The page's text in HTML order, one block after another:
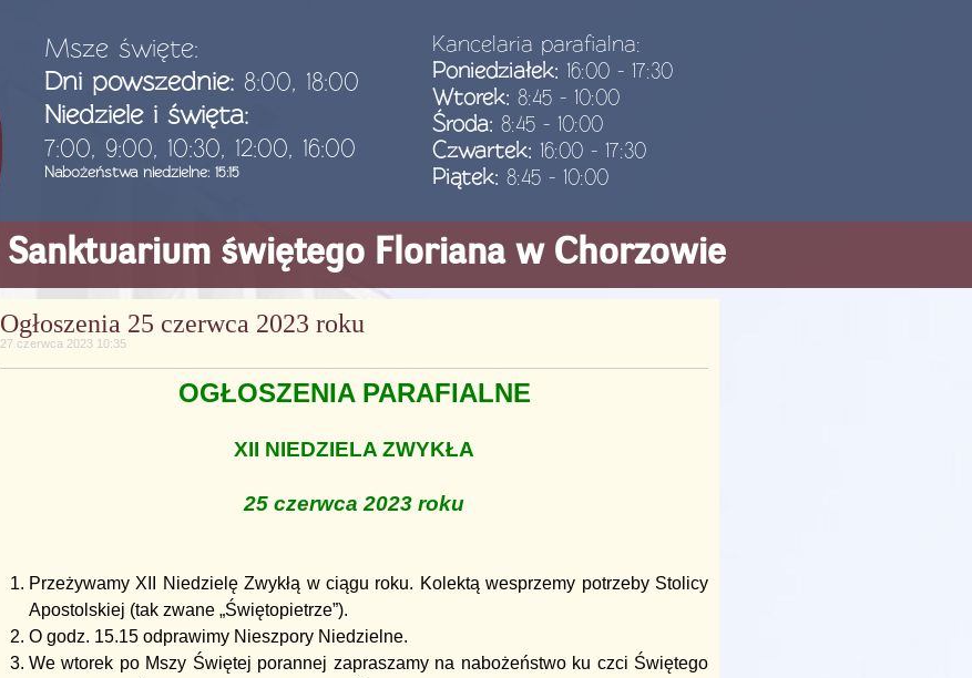
Msze święte:
Dni powszednie: 8:00, 18:00
Niedziele i święta:
7:00, 9:00, 10:30, 12:00, 16:00
Nabożeństwa niedzielne: 15:15
Kancelaria parafialna:
Poniedziałek: 16:00 - 17:30
Wtorek: 8:45 - 10:00
Środa: 8:45 - 10:00
Czwartek: 16:00 - 17:30
Piątek: 8:45 - 10:00
Sanktuarium świętego Floriana w Chorzowie
Ogłoszenia 25 czerwca 2023 roku
27 czerwca 2023 10:35
OGŁOSZENIA PARAFIALNE
XII NIEDZIELA ZWYKŁA
25 czerwca 2023 roku
Przeżywamy XII Niedzielę Zwykłą w ciągu roku. Kolektą wesprzemy potrzeby Stolicy
Apostolskiej (tak zwane „Świętopietrze”).
O godz. 15.15 odprawimy Nieszpory Niedzielne.
We wtorek po Mszy Świętej porannej zapraszamy na nabożeństwo ku czci Świętego